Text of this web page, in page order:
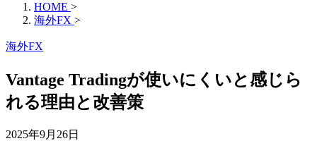
HOME >
海外FX >
海外FX
Vantage Tradingが使いにくいと感じら
れる理由と改善策
2025年9月26日